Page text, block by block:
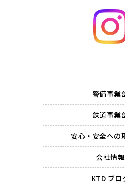
警備事業
鉄道事業
安心・安全への
会社情報
KTD ブロ